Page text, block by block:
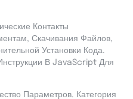
Контакты
Скачивания Файлов,
Установки Кода.
В JavaScript Для
Параметров. Категория